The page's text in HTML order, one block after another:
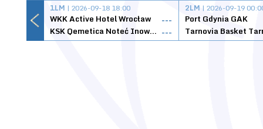
1LM | 2026-09-18 18:00
WKK Active Hotel Wrocław
---
KSK Qemetica Noteć Inowrocław ---
2LM | 2026-09-19
Port Gdynia GAK